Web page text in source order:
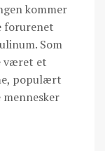
kommer
forurenet
Som
været et
populært